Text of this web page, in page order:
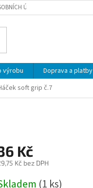
ÚDAJŮ
výrobu Doprava a platby
soft grip č.7
Kč
Kč bez DPH
(1 ks)